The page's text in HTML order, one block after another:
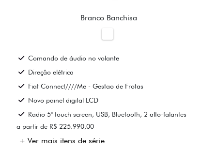
Branco Banchisa
Comando de áudio no volante
Direção elétrica
Fiat Connect////Me - Gestao de Frotas
Novo painel digital LCD
Radio 5" touch screen, USB, Bluetooth, 2 alto-falantes
a partir de R$ 225.990,00
+ Ver mais itens de série